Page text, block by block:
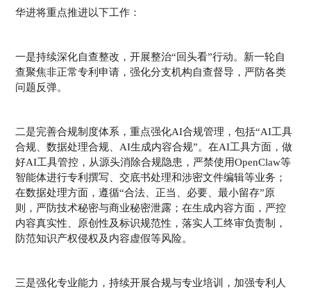
华进将重点推进以下工作：
一是持续深化自查整改，开展整治“回头看”行动。新一轮自
查聚焦非正常专利申请，强化分支机构自查督导，严防各类
问题反弹。
二是完善合规制度体系，重点强化AI合规管理，包括“AI工具
合规、数据处理合规、AI生成内容合规”。在AI工具方面，做
好AI工具管控，从源头消除合规隐患，严禁使用OpenClaw等
智能体进行专利撰写、交底书处理和涉密文件编辑等业务；
在数据处理方面，遵循“合法、正当、必要、最小留存”原
则，严防技术秘密与商业秘密泄露；在生成内容方面，严控
内容真实性、原创性及标识规范性，落实人工终审负责制，
防范知识产权侵权及内容虚假等风险。
三是强化专业能力，持续开展合规与专业培训，加强专利人